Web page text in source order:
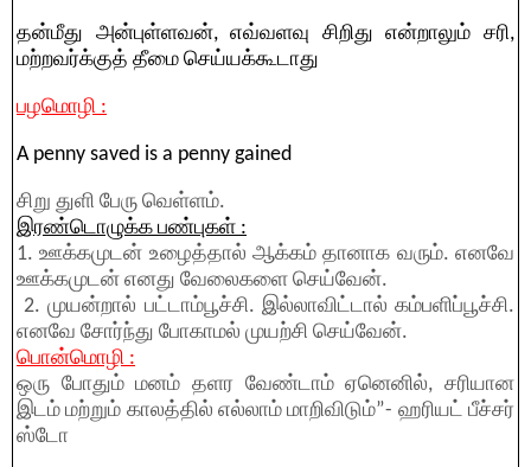
தன்மீது அன்புள்ளவன், எவ்வளவு சிறிது என்றாலும் சரி,
மற்றவர்க்குத் தீமை செய்யக்கூடாது
பழமொழி :
A penny saved is a penny gained
சிறு துளி பேரு வெள்ளம்.
இரண்டொழுக்க பண்புகள் :
1. ஊக்கமுடன் உழைத்தால் ஆக்கம் தானாக வரும். எனவே
ஊக்கமுடன் எனது வேலைகளை செய்வேன்.
2. முயன்றால் பட்டாம்பூச்சி. இல்லாவிட்டால் கம்பளிப்பூச்சி.
எனவே சோர்ந்து போகாமல் முயற்சி செய்வேன்.
பொன்மொழி :
ஒரு போதும் மனம் தளர வேண்டாம் ஏனெனில், சரியான
இடம் மற்றும் காலத்தில் எல்லாம் மாறிவிடும்”- ஹரியட் பீச்சர்
ஸ்டோ